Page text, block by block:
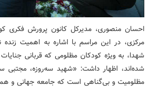
احسان منصوری، مدیرکل کانون پرورش فکری
مرکزی، در این مراسم با اشاره به اهمیت
شهدا، به ویژه کودکان مظلومی که قربانی
شده‌اند، اظهار داشت: «شهید سه‌روزه، مجتبی
مظلومیت و بی‌گناهی است که جامعه جهانی و